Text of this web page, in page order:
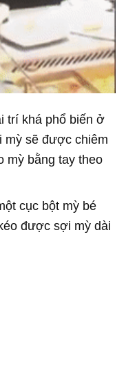
trí khá phổ biến ở
mỳ sẽ được chiêm
mỳ bằng tay theo
cục bột mỳ bé
được sợi mỳ dài